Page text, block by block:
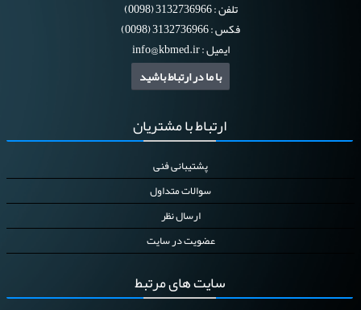
تلفن : 3132736966 (0098)
فکس : 3132736966 (0098)
ایمیل :info@kbmed.ir
با ما در ارتباط باشید
ارتباطبا مشتریان
پشتیبانی فنی
سوالات متداول
ارسال نظر
عضویت در سایت
سایتهای مرتبط